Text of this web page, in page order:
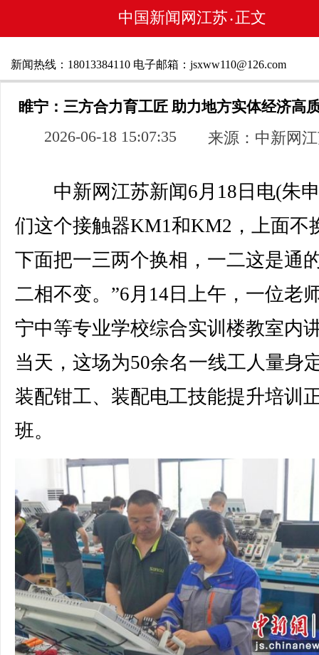
中国新闻网江苏 • 正文
新闻热线：18013384110 电子邮箱：jsxww110@126.com
睢宁：三方合力育工匠 助力地方实体经济高
2026-06-18 15:07:35 来源：中新网
中新网江苏新闻6月18日电(朱
们这个接触器KM1和KM2，上面不
下面把一三两个换相，一二这是通
二相不变。”6月14日上午，一位老
宁中等专业学校综合实训楼教室内
当天，这场为50余名一线工人量身
装配钳工、装配电工技能提升培训
班。